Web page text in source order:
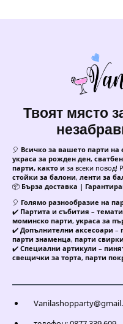
Твоят място
🎈 Всичко за вашето парти на
украса за рожден ден,
парти, както и за всеки повод!
стойки за балони, ленти за
📦 Бърза доставка |
🎈 Голямо разнообразие на
✔️ Партита и събития –
моминско парти, украса за
✔️ Допълнителни аксесоари –
парти знаменца, парти свирки
✔️ Специални артикули –
свещички за торта, парти